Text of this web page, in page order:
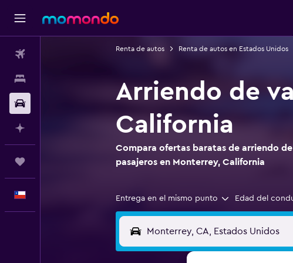
Renta de autos Renta de autos en Estados Unidos
Arriendo de
California
Compara ofertas baratas de arriendo de
pasajeros en Monterrey, California
Entrega en el mismo punto Edad del